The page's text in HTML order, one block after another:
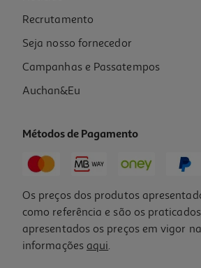
Recrutamento
Seja nosso fornecedor
Campanhas e Passatempos
Auchan&Eu
Métodos de Pagamento
Os preços dos produtos
como referência e são os
apresentados os preços em vigor
informações aqui.